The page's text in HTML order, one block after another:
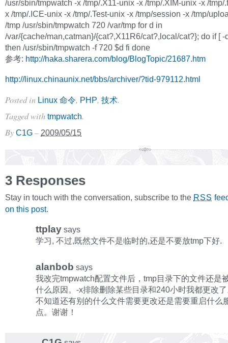
/usr/sbin/tmpwatch -x /tmp/.X11-unix -x /tmp/.XIM-unix -x /tmp/
x /tmp/.ICE-unix -x /tmp/.Test-unix -x /tmp/session -x /tmp/
/tmp /usr/sbin/tmpwatch 720 /var/tmp for d in
/var/{cache/man,catman}/{cat?,X11R6/cat?,local/cat?}; do if [ -d
then /usr/sbin/tmpwatch -f 720 $d fi done
参考: http://haka.sharera.com/blog/BlogTopic/21687.htm
http://linux.chinaunix.net/bbs/archiver/?tid-979112.html
Posted in Linux 命令, PHP, 技术.
Tagged with tmpwatch.
By C1G – 2009/05/15
3 Responses
Stay in touch with the conversation, subscribe to the RSS
on this post.
ttplay says
学习, 不过,既然文件不是临时的,还是不要放tmp下好.
alanbob says
我改完tmpwatch配置文件后，tmp目录下的文件还是
什么原因。-x排除删除某些目录和240小时我都更改
不知道还有别的什么文件需要更改还是需要重启什么
点。谢谢！